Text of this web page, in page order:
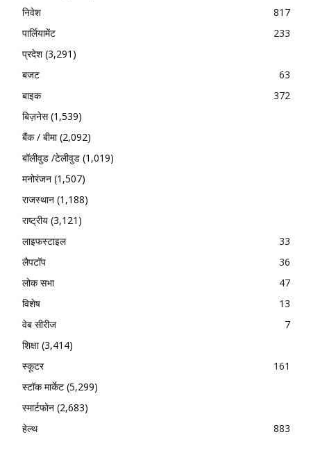
निवेश
817
पार्लियामेंट
233
प्रदेश(3,291)
बजट
63
बाइक
372
बिज़नेस(1,539)
बैंक / बीमा(2,092)
बॉलीवुड /टेलीवुड (1,019)
मनोरंजन (1,507)
राजस्थान (1,188)
राष्ट्रीय (3,121)
लाइफस्टाइल
33
लैपटॉप
36
लोक सभा
47
विशेष
13
वेब सीरीज
7
शिक्षा(3,414)
स्कूटर
161
स्टॉक मार्केट (5,299)
स्मार्टफोन (2,683)
हेल्थ
883